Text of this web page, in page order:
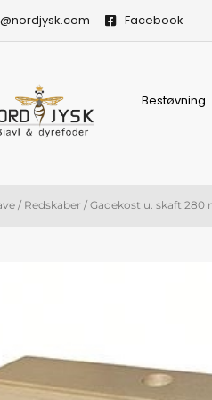
Facebook
Bestøvning
/ Redskaber / Gadekost u. skaft 280